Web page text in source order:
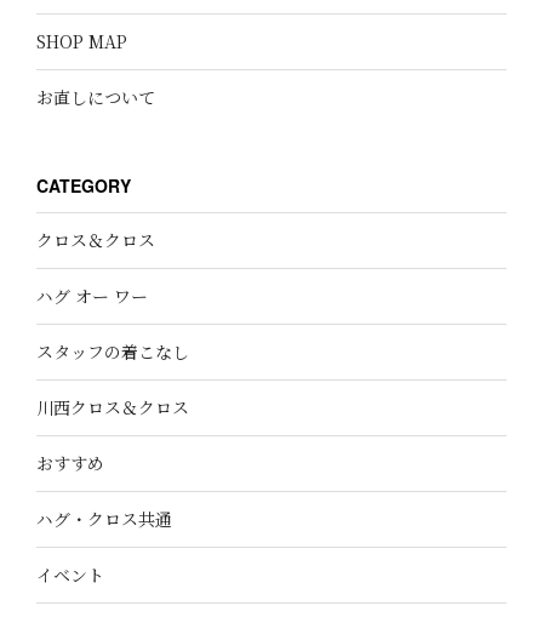
SHOP MAP
お直しについて
CATEGORY
クロス＆クロス
ハグ オー ワー
スタッフの着こなし
川西クロス＆クロス
おすすめ
ハグ・クロス共通
イベント